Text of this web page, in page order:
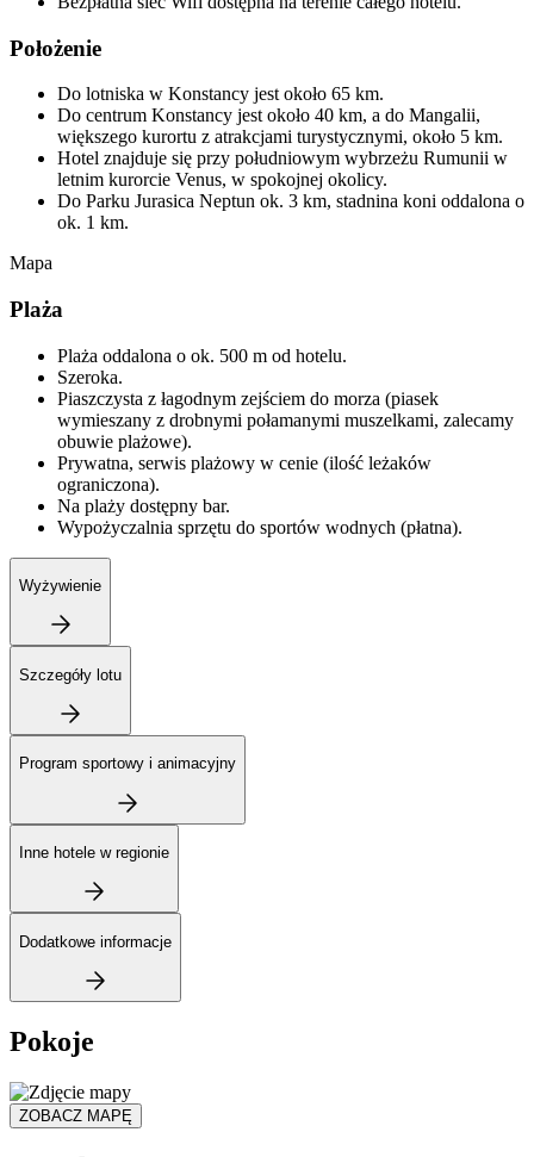
Położenie
Do lotniska w Konstancy jest około 65 km.
Do centrum Konstancy jest około 40 km, a do Mangalii,
większego kurortu z atrakcjami turystycznymi, około 5 km.
Hotel znajduje się przy południowym wybrzeżu Rumunii w
letnim kurorcie Venus, w spokojnej okolicy.
Do Parku Jurasica Neptun ok. 3 km, stadnina koni oddalona o
ok. 1 km.
Mapa
Plaża
Plaża oddalona o ok. 500 m od hotelu.
Szeroka.
Piaszczysta z łagodnym zejściem do morza (piasek
wymieszany z drobnymi połamanymi muszelkami, zalecamy
obuwie plażowe).
Prywatna, serwis plażowy w cenie (ilość leżaków
ograniczona).
Na plaży dostępny bar.
Wypożyczalnia sprzętu do sportów wodnych (płatna).
Wyżywienie
Szczegóły lotu
Program sportowy i animacyjny
Inne hotele w regionie
Dodatkowe informacje
Pokoje
ZOBACZ MAPĘ